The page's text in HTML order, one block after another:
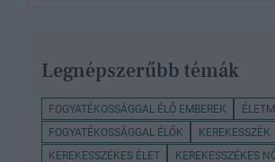
Legnépszerűbb témák
FOGYATÉKOSSÁGGAL ÉLŐ EMBEREK
FOGYATÉKOSSÁGGAL ÉLŐK
KEREKESSZÉK
KEREKESSZÉKES ÉLET
KEREKESSZÉKES